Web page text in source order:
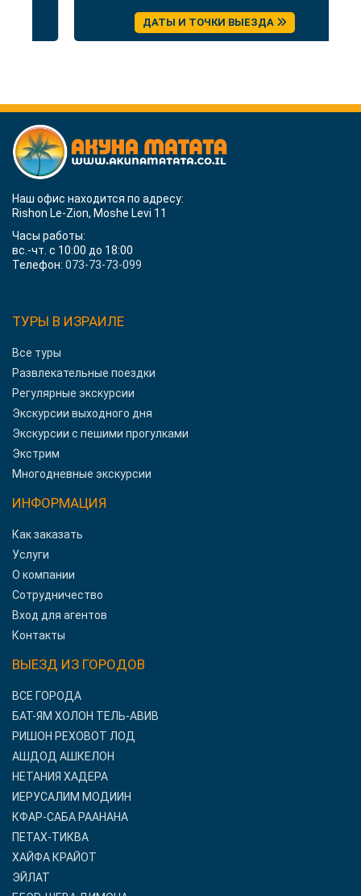
ДАТЫ И ТОЧКИ ВЫЕЗДА
Наш офис находится по адресу:
Rishon Le-Zion, Moshe Levi 11
Часы работы:
вс.-чт. с 10:00 до 18:00
Телефон: 073-73-73-099
ТУРЫ В ИЗРАИЛЕ
Все туры
Развлекательные поездки
Регулярные экскурсии
Экскурсии выходного дня
Экскурсии с пешими прогулками
Экстрим
Многодневные экскурсии
ИНФОРМАЦИЯ
Как заказать
Услуги
О компании
Сотрудничество
Вход для агентов
Контакты
ВЫЕЗД ИЗ ГОРОДОВ
ВСЕ ГОРОДА
БАТ-ЯМ ХОЛОН ТЕЛЬ-АВИВ
РИШОН РЕХОВОТ ЛОД
АШДОД АШКЕЛОН
НЕТАНИЯ ХАДЕРА
ИЕРУСАЛИМ МОДИИН
КФАР-САБА РААНАНА
ПЕТАХ-ТИКВА
ХАЙФА КРАЙОТ
ЭЙЛАТ